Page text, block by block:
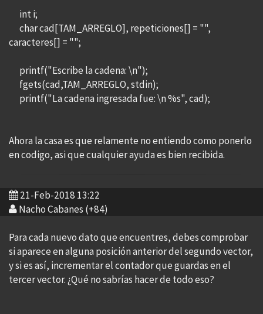
int i;
char cad[TAM_ARREGLO], repeticiones[] = "",
caracteres[] = "";
printf("Escribe la cadena: \n");
fgets(cad,TAM_ARREGLO, stdin);
printf("La cadena ingresada fue: \n %s", cad);
Ahora la casa es que relamente no entiendo como ponerlo
en codigo, asi que cualquier ayuda es bien recibida.
21-Feb-2018 13:22
Nacho Cabanes (+84)
Para cada nuevo dato que encuentres, debes comprobar
si aparece en alguna posición anterior del segundo vector,
y si es así, incrementar el contador que guardas en el
tercer vector. ¿Qué no sabrías hacer de todo eso?